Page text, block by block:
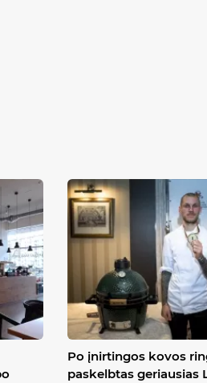
Po įnirtingos kovos
paskelbtas geriausias